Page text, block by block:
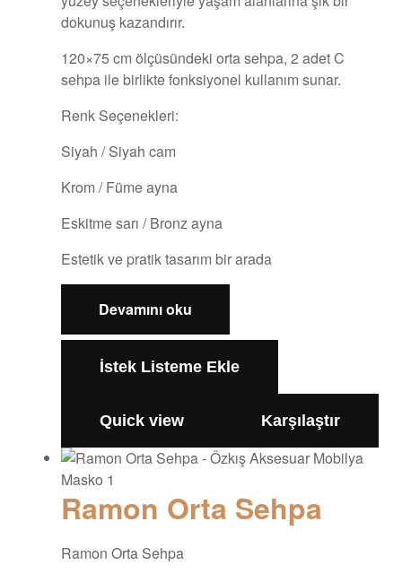
dokunuş kazandırır.
120×75 cm ölçüsündeki orta sehpa, 2 adet C
sehpa ile birlikte fonksiyonel kullanım sunar.
Renk Seçenekleri:
Siyah / Siyah cam
Krom / Füme ayna
Eskitme sarı / Bronz ayna
Estetik ve pratik tasarım bir arada
Devamını oku
İstek Listeme Ekle
Quick view Karşılaştır
Ramon Orta Sehpa
Ramon Orta Sehpa